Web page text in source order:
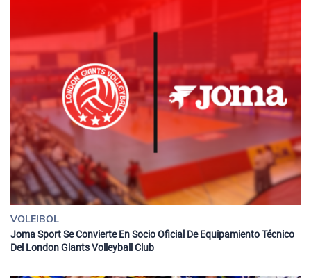
VOLEIBOL
Joma Sport Se Convierte En Socio Oficial De Equipamiento Técnico
Del London Giants Volleyball Club